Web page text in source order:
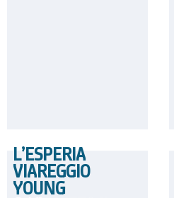
L’ESPERIA
VIAREGGIO
YOUNG